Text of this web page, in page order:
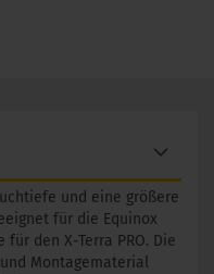
und eine größere
für die Equinox
den X-Terra PRO. Die
Montagematerial